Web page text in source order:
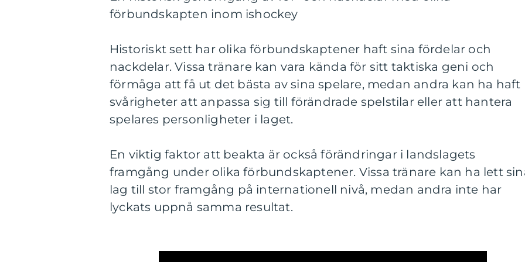
förbundskapten inom ishockey
Historiskt sett har olika förbundskaptener haft sina fördelar och
nackdelar. Vissa tränare kan vara kända för sitt taktiska geni och
förmåga att få ut det bästa av sina spelare, medan andra kan ha haft
svårigheter att anpassa sig till förändrade spelstilar eller att hantera
spelares personligheter i laget.
En viktig faktor att beakta är också förändringar i landslagets
framgång under olika förbundskaptener. Vissa tränare kan ha lett
lag till stor framgång på internationell nivå, medan andra inte har
lyckats uppnå samma resultat.